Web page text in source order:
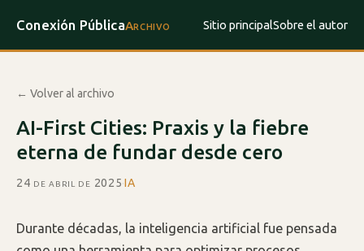
Conexión PúblicaArchivo Sitio principalSobre el autor
← Volver al archivo
AI-First Cities: Praxis y la fiebre
eterna de fundar desde cero
24 de abril de 2025·IA
Durante décadas, la inteligencia artificial fue pensada